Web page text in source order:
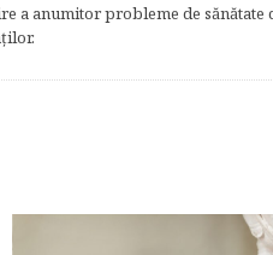
a anumitor probleme de sănătate